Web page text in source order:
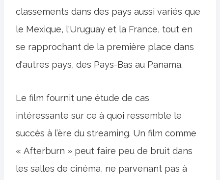
classements dans des pays aussi variés que
le Mexique, l'Uruguay et la France, tout en
se rapprochant de la première place dans
d'autres pays, des Pays-Bas au Panama.
Le film fournit une étude de cas
intéressante sur ce à quoi ressemble le
succès à l’ère du streaming. Un film comme
« Afterburn » peut faire peu de bruit dans
les salles de cinéma, ne parvenant pas à